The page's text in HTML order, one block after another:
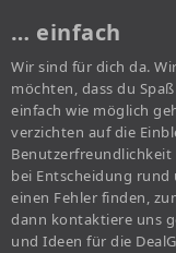
… einfach
Wir sind für dich da.
möchten, dass du
einfach wie möglich
verzichten auf die
bei Entscheidung rund
einen Fehler finden,
dann kontaktiere uns
und Ideen für die